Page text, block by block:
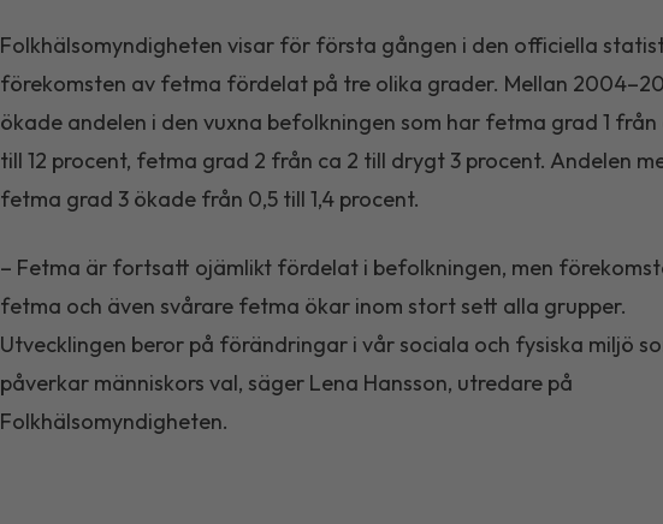
Folkhälsomyndigheten visar för första gången i den officiella
förekomsten av fetma fördelat på tre olika grader. Mellan
ökade andelen i den vuxna befolkningen som har fetma grad 1 från
till 12 procent, fetma grad 2 från ca 2 till drygt 3 procent. Andelen
fetma grad 3 ökade från 0,5 till 1,4 procent.
– Fetma är fortsatt ojämlikt fördelat i befolkningen, men
fetma och även svårare fetma ökar inom stort sett alla grupper.
Utvecklingen beror på förändringar i vår sociala och fysiska miljö
påverkar människors val, säger Lena Hansson, utredare på
Folkhälsomyndigheten.